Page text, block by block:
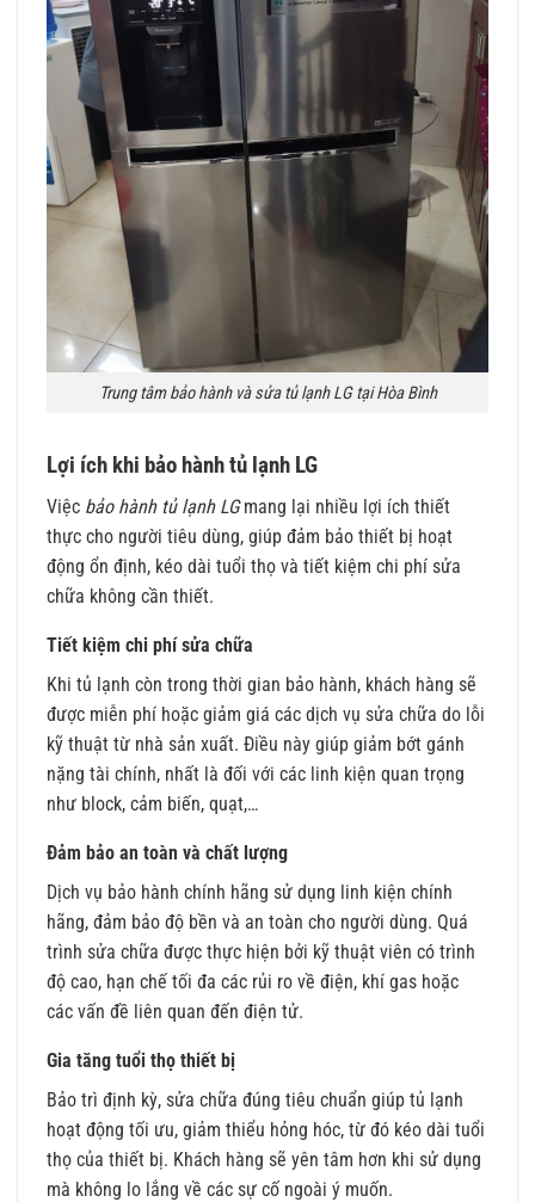
Trung tâm bảo hành và sửa tủ lạnh LG tại Hòa Bình
Lợi ích khi bảo hành tủ lạnh LG
Việc bảo hành tủ lạnh LGmang lại nhiều lợi ích thiết
thực cho người tiêu dùng, giúp đảm bảo thiết bị hoạt
động ổn định, kéo dài tuổi thọ và tiết kiệm chi phí sửa
chữa không cần thiết.
Tiết kiệm chi phí sửa chữa
Khi tủ lạnh còn trong thời gian bảo hành, khách hàng sẽ
được miễn phí hoặc giảm giá các dịch vụ sửa chữa do lỗi
kỹ thuật từ nhà sản xuất. Điều này giúp giảm bớt gánh
nặng tài chính, nhất là đối với các linh kiện quan trọng
như block, cảm biến, quạt,…
Đảm bảo an toàn và chất lượng
Dịch vụ bảo hành chính hãng sử dụng linh kiện chính
hãng, đảm bảo độ bền và an toàn cho người dùng. Quá
trình sửa chữa được thực hiện bởi kỹ thuật viên có trình
độ cao, hạn chế tối đa các rủi ro về điện, khí gas hoặc
các vấn đề liên quan đến điện tử.
Gia tăng tuổi thọ thiết bị
Bảo trì định kỳ, sửa chữa đúng tiêu chuẩn giúp tủ lạnh
hoạt động tối ưu, giảm thiểu hỏng hóc, từ đó kéo dài tuổi
thọ của thiết bị. Khách hàng sẽ yên tâm hơn khi sử dụng
mà không lo lắng về các sự cố ngoài ý muốn.